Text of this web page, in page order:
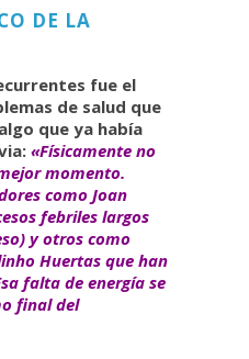
DE LA
fue el
de salud que
que ya había
«Físicamente no
momento.
como Joan
febriles largos
y otros como
Huertas que han
falta de energía se
final del